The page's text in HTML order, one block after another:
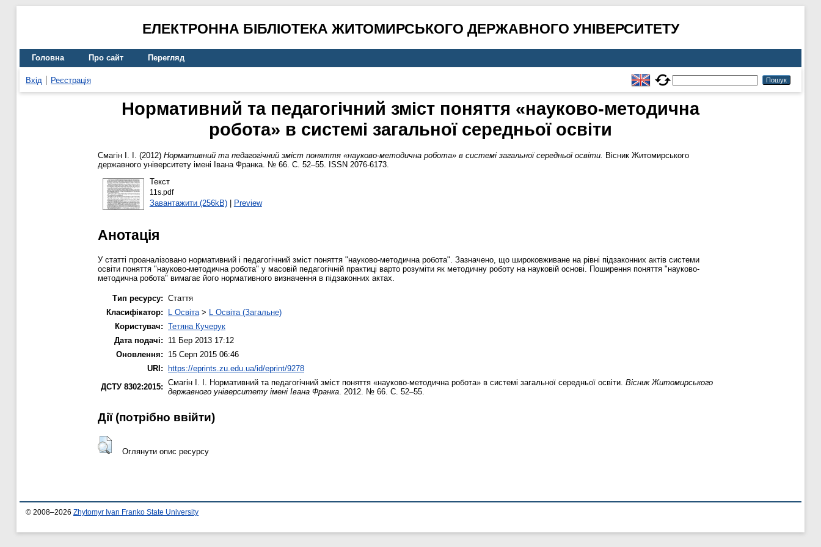
ЕЛЕКТРОННА БІБЛІОТЕКА ЖИТОМИРСЬКОГО ДЕРЖАВНОГО УНІВЕРСИТЕТУ
Головна Про сайт Перегляд
Вхід Реєстрація
Нормативний та педагогічний зміст поняття «науково-методична
робота» в системі загальної середньої освіти
Смагін І. І. (2012) Нормативний та педагогічний зміст поняття «науково-методична робота» в системі загальної середньої освіти. Вісник Житомирського
державного університету імені Івана Франка. № 66. С. 52–55. ISSN 2076-6173.
Текст
11s.pdf
Завантажити (256kB)| Preview
Анотація
У статті проаналізовано нормативний і педагогічний зміст поняття "науково-методична робота". Зазначено, що широковживане на рівні підзаконних актів системи
освіти поняття "науково-методична робота" у масовій педагогічній практиці варто розуміти як методичну роботу на науковій основі. Поширення поняття "науково-
методична робота" вимагає його нормативного визначення в підзаконних актах.
Тип ресурсу: Стаття
Класифікатор:
L Освіта > L Освіта (Загальне)
Користувач: Тетяна Кучерук
Дата подачі:
11 Бер 2013 17:12
Оновлення:
15 Серп 2015 06:46
URI: https://eprints.zu.edu.ua/id/eprint/9278
ДСТУ 8302:2015: Смагін І. І. Нормативний та педагогічний зміст поняття «науково-методична робота» в системі загальної середньої освіти. Вісник Житомирського
державного університету імені Івана Франка . 2012. № 66. С. 52–55.
Дії ​​(потрібно ввійти)
Оглянути опис ресурсу
© 2008–2026 Zhytomyr Ivan Franko State University